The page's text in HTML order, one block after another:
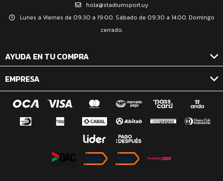
hola@stadiumsport.uy
Lunes a Viernes de 09:30 a 19:00. Sábado de 09:30 a 14:00. Domingo
cerrado.
AYUDA EN TU COMPRA
EMPRESA